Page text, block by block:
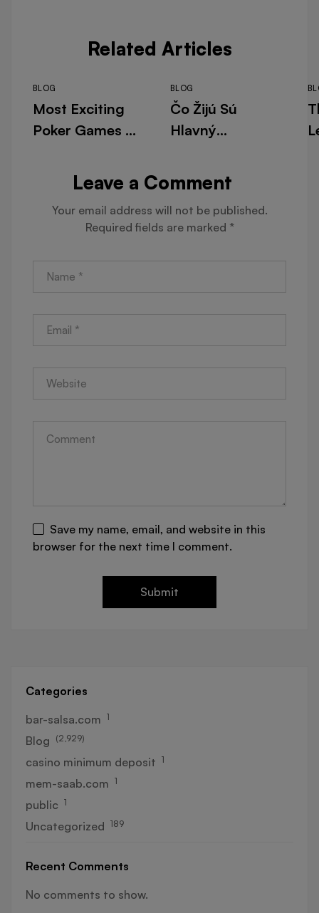
Related Articles
BLOG
Most Exciting
Poker Games To
casinolemon-
nl.net . NL Get
Started
BLOG
Čo Žijú Sú
Hlavný
Učiť Sa V
Maswerte
Cassino ◦
slovenská
Leave a Comment
Your email address will not be published.
Required fields are marked *
Save my name, email, and website in this
browser for the next time I comment.
Categories
bar-salsa.com 1
Blog (2,929)
casino minimum deposit 1
mem-saab.com 1
public 1
Uncategorized 189
Recent Comments
No comments to show.